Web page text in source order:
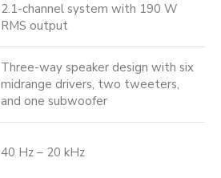
2.1-channel system with 190 W
RMS output
Three-way speaker design with six
midrange drivers, two tweeters,
and one subwoofer
40 Hz – 20 kHz